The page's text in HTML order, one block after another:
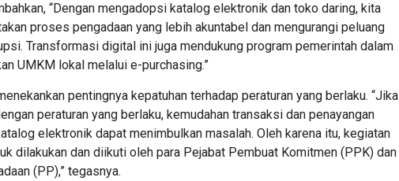
“Dengan mengadopsi katalog elektronik dan toko daring, kita
proses pengadaan yang lebih akuntabel dan mengurangi peluang
Transformasi digital ini juga mendukung program pemerintah dalam
UMKM lokal melalui e-purchasing.”
pentingnya kepatuhan terhadap peraturan yang berlaku. “Jika
peraturan yang berlaku, kemudahan transaksi dan penayangan
elektronik dapat menimbulkan masalah. Oleh karena itu, kegiatan
dilakukan dan diikuti oleh para Pejabat Pembuat Komitmen (PPK) dan
(PP),” tegasnya.